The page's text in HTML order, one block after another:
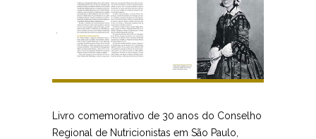
Livro comemorativo de 30 anos do Conselho
Regional de Nutricionistas em São Paulo,